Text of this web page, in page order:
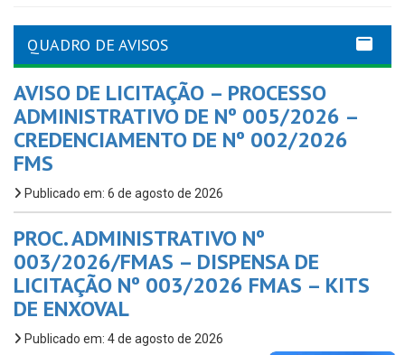
QUADRO DE AVISOS
AVISO DE LICITAÇÃO – PROCESSO
ADMINISTRATIVO DE Nº 005/2026 –
CREDENCIAMENTO DE Nº 002/2026
FMS
Publicado em: 6 de agosto de 2026
PROC. ADMINISTRATIVO Nº
003/2026/FMAS – DISPENSA DE
LICITAÇÃO Nº 003/2026 FMAS – KITS
DE ENXOVAL
Publicado em: 4 de agosto de 2026